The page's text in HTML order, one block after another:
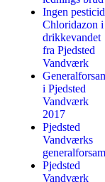
Ingen pesticid
Chloridazon i
drikkevandet
fra Pjedsted
Vandværk
i Pjedsted
Vandværk
2017
Pjedsted
Vandværks
Pjedsted
Vandværk